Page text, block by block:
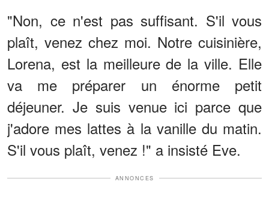
"Non, ce n'est pas suffisant. S'il vous
plaît, venez chez moi. Notre cuisinière,
Lorena, est la meilleure de la ville. Elle
va me préparer un énorme petit
déjeuner. Je suis venue ici parce que
j'adore mes lattes à la vanille du matin.
S'il vous plaît, venez !" a insisté Eve.
ANNONCES